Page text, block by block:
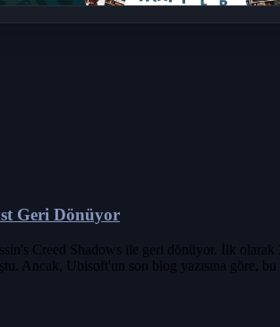
Geri Dönüyor
Creed Shadows ile geri dönüyor. İlk
Ancak, Ubisoft'un son blog yazısına göre, bu